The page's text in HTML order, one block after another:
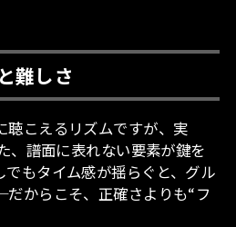
難しさ
聴こえるリズムですが、実
、譜面に表れない要素が鍵を
もタイム感が揺らぐと、グル
からこそ、正確さよりも“フ